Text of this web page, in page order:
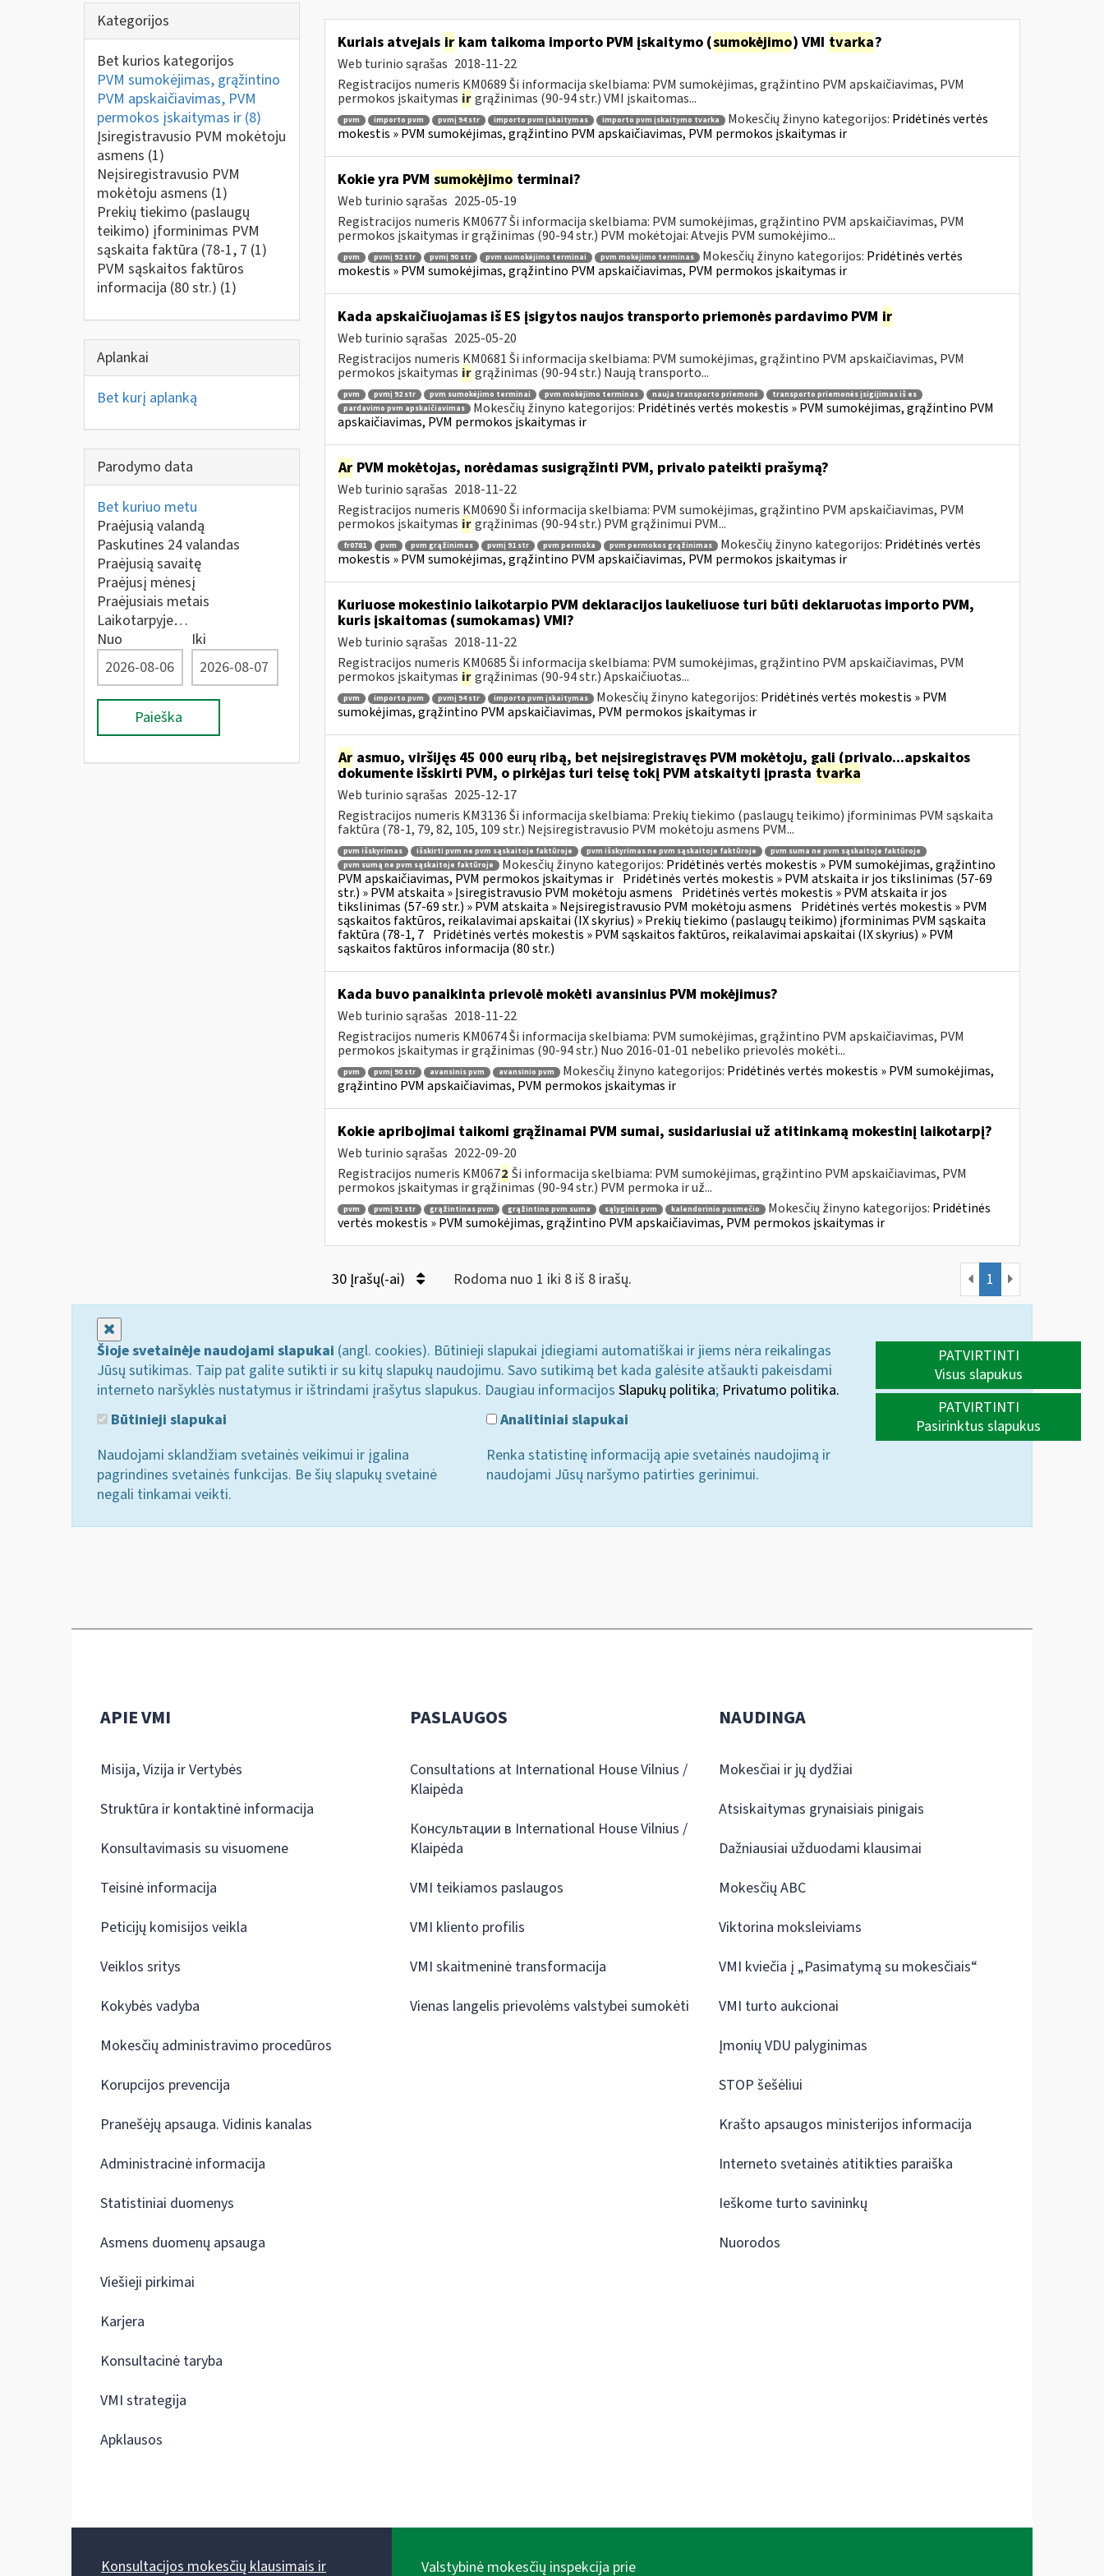
Kategorijos
Bet kurios kategorijos
PVM sumokėjimas, grąžintino
PVM apskaičiavimas, PVM
permokos įskaitymas ir (8)
Įsiregistravusio PVM mokėtoju
asmens (1)
Neįsiregistravusio PVM
mokėtoju asmens (1)
Prekių tiekimo (paslaugų
teikimo) įforminimas PVM
sąskaita faktūra (78-1, 7 (1)
PVM sąskaitos faktūros
informacija (80 str.) (1)
Aplankai
Bet kurį aplanką
Parodymo data
Bet kuriuo metu
Praėjusią valandą
Paskutines 24 valandas
Praėjusią savaitę
Praėjusį mėnesį
Praėjusiais metais
Laikotarpyje…
Nuo
Iki
Paieška
Kuriais atvejais irkam taikoma importo PVM įskaitymo (sumokėjimo) VMI tvarka?
Web turinio sąrašas 2018-11-22
Registracijos numeris KM0689 Ši informacija skelbiama: PVM sumokėjimas, grąžintino PVM apskaičiavimas, PVM
permokos įskaitymas ir grąžinimas (90-94 str.) VMI įskaitomas...
pvm importo pvm pvmį 94 str importo pvm įskaitymas importo pvm įskaitymo tvarka Mokesčių žinyno kategorijos: Pridėtinės vertės
mokestis » PVM sumokėjimas, grąžintino PVM apskaičiavimas, PVM permokos įskaitymas ir
Kokie yra PVM sumokėjimo terminai?
Web turinio sąrašas 2025-05-19
Registracijos numeris KM0677 Ši informacija skelbiama: PVM sumokėjimas, grąžintino PVM apskaičiavimas, PVM
permokos įskaitymas ir grąžinimas (90-94 str.) PVM mokėtojai: Atvejis PVM sumokėjimo...
pvm pvmį 92 str pvmį 90 str pvm sumokėjimo terminai pvm mokėjimo terminas Mokesčių žinyno kategorijos: Pridėtinės vertės
mokestis » PVM sumokėjimas, grąžintino PVM apskaičiavimas, PVM permokos įskaitymas ir
Kada apskaičiuojamas iš ES įsigytos naujos transporto priemonės pardavimo PVM ir
Web turinio sąrašas 2025-05-20
Registracijos numeris KM0681 Ši informacija skelbiama: PVM sumokėjimas, grąžintino PVM apskaičiavimas, PVM
permokos įskaitymas ir grąžinimas (90-94 str.) Naują transporto...
pvm pvmį 92 str pvm sumokėjimo terminai pvm mokėjimo terminas nauja transporto priemonė
transporto priemonės įsigijimas iš es
pardavimo pvm apskaičiavimas
Mokesčių žinyno kategorijos: Pridėtinės vertės mokestis » PVM sumokėjimas, grąžintino PVM
apskaičiavimas, PVM permokos įskaitymas ir
ArPVM mokėtojas, norėdamas susigrąžinti PVM, privalo pateikti prašymą?
Web turinio sąrašas 2018-11-22
Registracijos numeris KM0690 Ši informacija skelbiama: PVM sumokėjimas, grąžintino PVM apskaičiavimas, PVM
permokos įskaitymas ir grąžinimas (90-94 str.) PVM grąžinimui PVM...
fr0781 pvm pvm grąžinimas pvmį 91 str pvm permoka pvm permokos grąžinimas Mokesčių žinyno kategorijos: Pridėtinės vertės
mokestis » PVM sumokėjimas, grąžintino PVM apskaičiavimas, PVM permokos įskaitymas ir
Kuriuose mokestinio laikotarpio PVM deklaracijos laukeliuose turi būti deklaruotas importo PVM,
kuris įskaitomas (sumokamas) VMI?
Web turinio sąrašas 2018-11-22
Registracijos numeris KM0685 Ši informacija skelbiama: PVM sumokėjimas, grąžintino PVM apskaičiavimas, PVM
permokos įskaitymas ir grąžinimas (90-94 str.) Apskaičiuotas...
pvm importo pvm pvmį 94 str importo pvm įskaitymas Mokesčių žinyno kategorijos: Pridėtinės vertės mokestis » PVM
sumokėjimas, grąžintino PVM apskaičiavimas, PVM permokos įskaitymas ir
Arasmuo, viršijęs 45 000 eurų ribą, bet neįsiregistravęs PVM mokėtoju, gali (privalo...apskaitos
dokumente išskirti PVM, o pirkėjas turi teisę tokį PVM atskaityti įprasta tvarka
Web turinio sąrašas 2025-12-17
Registracijos numeris KM3136 Ši informacija skelbiama: Prekių tiekimo (paslaugų teikimo) įforminimas PVM sąskaita
faktūra (78-1, 79, 82, 105, 109 str.) Neįsiregistravusio PVM mokėtoju asmens PVM...
pvm išskyrimas išskirti pvm ne pvm sąskaitoje faktūroje pvm išskyrimas ne pvm sąskaitoje faktūroje
pvm suma ne pvm sąskaitoje faktūroje
pvm sumą ne pvm sąskaitoje faktūroje
Mokesčių žinyno kategorijos: Pridėtinės vertės mokestis » PVM sumokėjimas, grąžintino
PVM apskaičiavimas, PVM permokos įskaitymas ir Pridėtinės vertės mokestis » PVM atskaita ir jos tikslinimas (57-69
str.) » PVM atskaita » Įsiregistravusio PVM mokėtoju asmens Pridėtinės vertės mokestis » PVM atskaita ir jos
tikslinimas (57-69 str.) » PVM atskaita » Neįsiregistravusio PVM mokėtoju asmens Pridėtinės vertės mokestis » PVM
sąskaitos faktūros, reikalavimai apskaitai (IX skyrius) » Prekių tiekimo (paslaugų teikimo) įforminimas PVM sąskaita
faktūra (78-1, 7 Pridėtinės vertės mokestis » PVM sąskaitos faktūros, reikalavimai apskaitai (IX skyrius) » PVM
sąskaitos faktūros informacija (80 str.)
Kada buvo panaikinta prievolė mokėti avansinius PVM mokėjimus?
Web turinio sąrašas 2018-11-22
Registracijos numeris KM0674 Ši informacija skelbiama: PVM sumokėjimas, grąžintino PVM apskaičiavimas, PVM
permokos įskaitymas ir grąžinimas (90-94 str.) Nuo 2016-01-01 nebeliko prievolės mokėti...
pvm pvmį 90 str avansinis pvm avansinio pvm Mokesčių žinyno kategorijos: Pridėtinės vertės mokestis » PVM sumokėjimas,
grąžintino PVM apskaičiavimas, PVM permokos įskaitymas ir
Kokie apribojimai taikomi grąžinamai PVM sumai, susidariusiai už atitinkamą mokestinį laikotarpį?
Web turinio sąrašas 2022-09-20
Registracijos numeris KM0672 Ši informacija skelbiama: PVM sumokėjimas, grąžintino PVM apskaičiavimas, PVM
permokos įskaitymas ir grąžinimas (90-94 str.) PVM permoka ir už...
pvm pvmį 91 str grąžintinas pvm grąžintino pvm suma sąlyginis pvm kalendorinio pusmečio Mokesčių žinyno kategorijos: Pridėtinės
vertės mokestis » PVM sumokėjimas, grąžintino PVM apskaičiavimas, PVM permokos įskaitymas ir
30 Įrašų(-ai) Rodoma nuo 1 iki 8 iš 8 irašų. 1
Šioje svetainėje naudojami slapukai (angl. cookies). Būtinieji slapukai įdiegiami automatiškai ir jiems nėra reikalingas
Jūsų sutikimas. Taip pat galite sutikti ir su kitų slapukų naudojimu. Savo sutikimą bet kada galėsite atšaukti pakeisdami
interneto naršyklės nustatymus ir ištrindami įrašytus slapukus. Daugiau informacijos Slapukų politika; Privatumo politika.
Būtinieji slapukai
Naudojami sklandžiam svetainės veikimui ir įgalina
pagrindines svetainės funkcijas. Be šių slapukų svetainė
negali tinkamai veikti.
Analitiniai slapukai
Renka statistinę informaciją apie svetainės naudojimą ir
naudojami Jūsų naršymo patirties gerinimui.
PATVIRTINTI
Visus slapukus
PATVIRTINTI
Pasirinktus slapukus
APIE VMI
Misija, Vizija ir Vertybės
Struktūra ir kontaktinė informacija
Konsultavimasis su visuomene
Teisinė informacija
Peticijų komisijos veikla
Veiklos sritys
Kokybės vadyba
Mokesčių administravimo procedūros
Korupcijos prevencija
Pranešėjų apsauga. Vidinis kanalas
Administracinė informacija
Statistiniai duomenys
Asmens duomenų apsauga
Viešieji pirkimai
Karjera
Konsultacinė taryba
VMI strategija
Apklausos
PASLAUGOS
Consultations at International House Vilnius /
Klaipėda
Консультации в International House Vilnius /
Klaipėda
VMI teikiamos paslaugos
VMI kliento profilis
VMI skaitmeninė transformacija
Vienas langelis prievolėms valstybei sumokėti
NAUDINGA
Mokesčiai ir jų dydžiai
Atsiskaitymas grynaisiais pinigais
Dažniausiai užduodami klausimai
Mokesčių ABC
Viktorina moksleiviams
VMI kviečia į „Pasimatymą su mokesčiais“
VMI turto aukcionai
Įmonių VDU palyginimas
STOP šešėliui
Krašto apsaugos ministerijos informacija
Interneto svetainės atitikties paraiška
Ieškome turto savininkų
Nuorodos
Konsultacijos mokesčių klausimais ir Valstybinė mokesčių inspekcija prie